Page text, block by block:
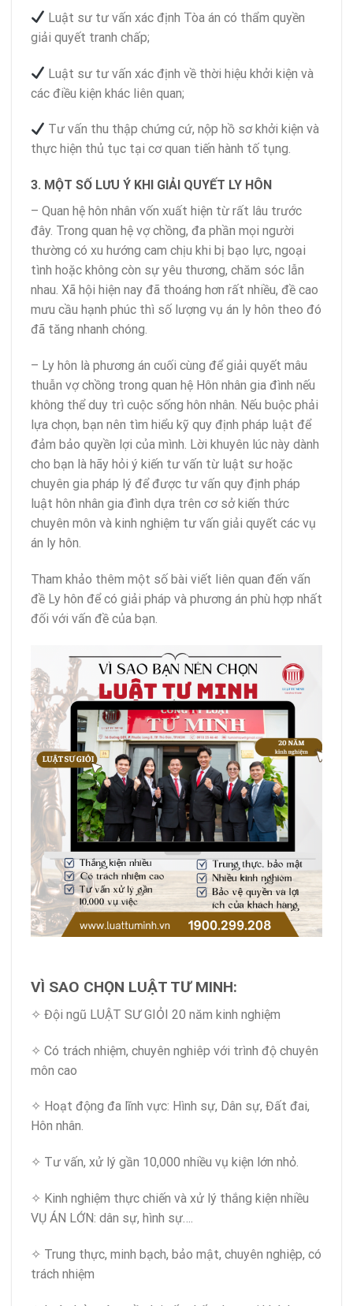
Luật sư tư vấn xác định Tòa án có thẩm quyền
giải quyết tranh chấp;
Luật sư tư vấn xác định về thời hiệu khởi kiện và
các điều kiện khác liên quan;
Tư vấn thu thập chứng cứ, nộp hồ sơ khởi kiện và
thực hiện thủ tục tại cơ quan tiến hành tố tụng.
3. MỘT SỐ LƯU Ý KHI GIẢI QUYẾT LY HÔN
– Quan hệ hôn nhân vốn xuất hiện từ rất lâu trước
đây. Trong quan hệ vợ chồng, đa phần mọi người
thường có xu hướng cam chịu khi bị bạo lực, ngoại
tình hoặc không còn sự yêu thương, chăm sóc lẫn
nhau. Xã hội hiện nay đã thoáng hơn rất nhiều, đề cao
mưu cầu hạnh phúc thì số lượng vụ án ly hôn theo đó
đã tăng nhanh chóng.
– Ly hôn là phương án cuối cùng để giải quyết mâu
thuẫn vợ chồng trong quan hệ Hôn nhân gia đình nếu
không thể duy trì cuộc sống hôn nhân. Nếu buộc phải
lựa chọn, bạn nên tìm hiểu kỹ quy định pháp luật để
đảm bảo quyền lợi của mình. Lời khuyên lúc này dành
cho bạn là hãy hỏi ý kiến tư vấn từ luật sư hoặc
chuyên gia pháp lý để được tư vấn quy định pháp
luật hôn nhân gia đình dựa trên cơ sở kiến thức
chuyên môn và kinh nghiệm tư vấn giải quyết các vụ
án ly hôn.
Tham khảo thêm một số bài viết liên quan đến vấn
đề Ly hôn để có giải pháp và phương án phù hợp nhất
đối với vấn đề của bạn.
VÌ SAO CHỌN LUẬT TƯ MINH:
✧ Đội ngũ LUẬT SƯ GIỎI 20 năm kinh nghiệm
✧ Có trách nhiệm, chuyên nghiêp với trình độ chuyên
môn cao
✧ Hoạt động đa lĩnh vực: Hình sự, Dân sự, Đất đai,
Hôn nhân.
✧ Tư vấn, xử lý gần 10,000 nhiều vụ kiện lớn nhỏ.
✧ Kinh nghiệm thực chiến và xử lý thắng kiện nhiều
VỤ ÁN LỚN: dân sự, hình sự….
✧ Trung thực, minh bạch, bảo mật, chuyên nghiệp, có
trách nhiệm